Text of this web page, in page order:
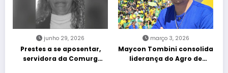
junho 29, 2026
Prestes a se aposentar,
servidora da Comurg
março 3, 2026
Maycon Tombini consolida
liderança do Agro de